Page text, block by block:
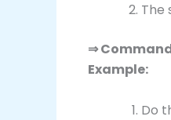
The
⇒
Example:
Do